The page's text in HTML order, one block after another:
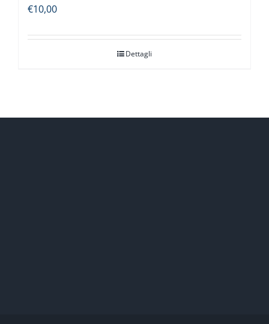
€10,00
Dettagli